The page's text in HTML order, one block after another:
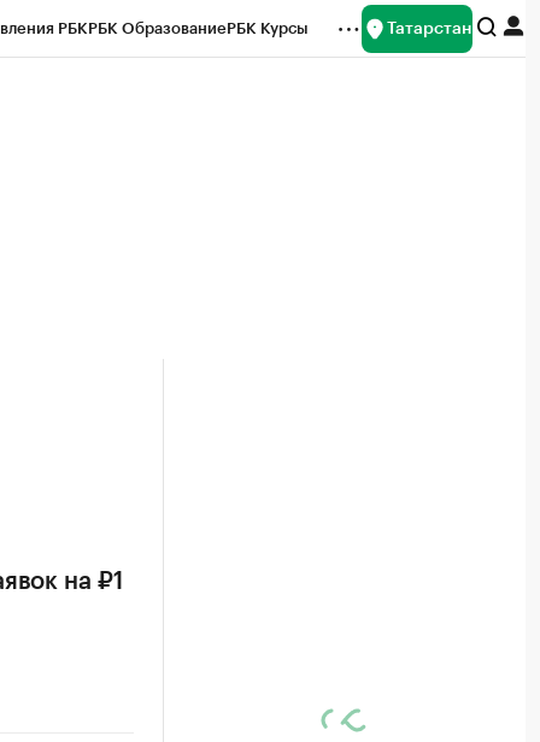
РБКРБК ОбразованиеРБК Курсы Татарстан
на ₽1